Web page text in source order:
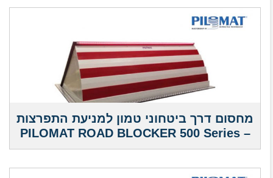
מחסום דרך ביטחוני טמון למניעת התפרצות
– PILOMAT ROAD BLOCKER 500 Series